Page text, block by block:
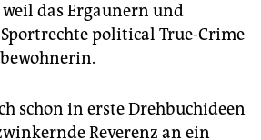
das Ergaunern und
political True-Crime
schon in erste Drehbuchideen
Reverenz an ein